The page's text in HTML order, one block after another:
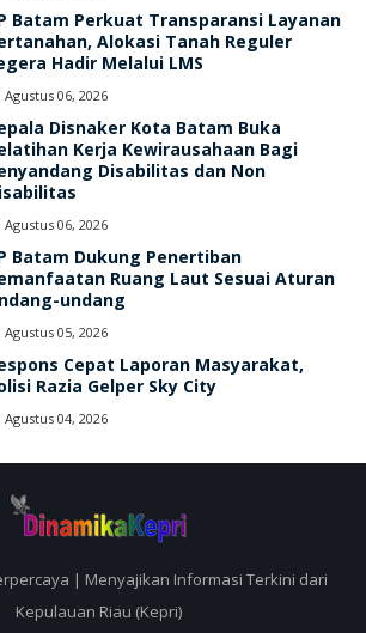
Batam Perkuat Transparansi Layanan
Alokasi Tanah Reguler
Hadir Melalui LMS
Agustus 06, 2026
Disnaker Kota Batam Buka
Kerja Kewirausahaan Bagi
Disabilitas dan Non
Agustus 06, 2026
Batam Dukung Penertiban
Ruang Laut Sesuai Aturan
undang
Agustus 05, 2026
Cepat Laporan Masyarakat,
Razia Gelper Sky City
Agustus 04, 2026
| Menyajikan Informasi Terkini dari
Kepulauan Riau (Kepri)